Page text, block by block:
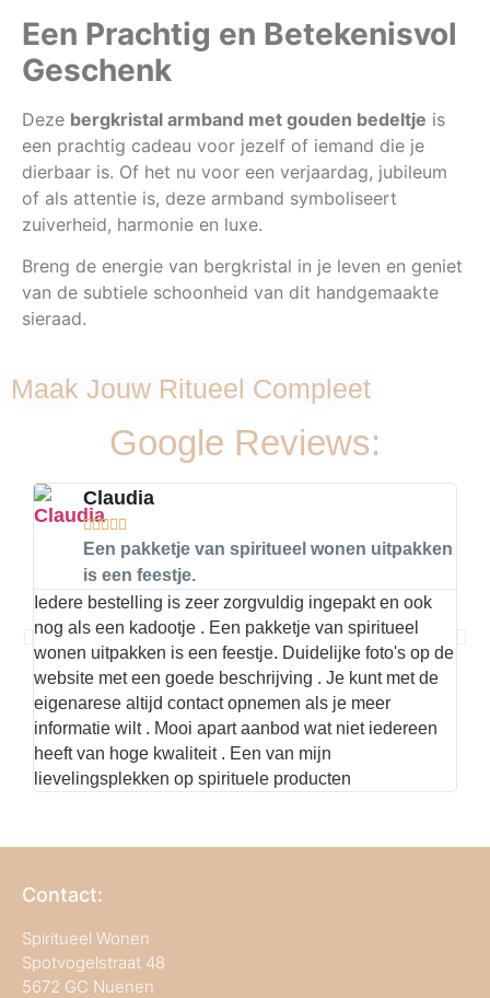
Een Prachtig en Betekenisvol
Geschenk
Deze bergkristal armband met gouden bedeltje is
een prachtig cadeau voor jezelf of iemand die je
dierbaar is. Of het nu voor een verjaardag, jubileum
of als attentie is, deze armband symboliseert
zuiverheid, harmonie en luxe.
Breng de energie van bergkristal in je leven en geniet
van de subtiele schoonheid van dit handgemaakte
sieraad.
Maak Jouw Ritueel Compleet
Google Reviews:
Claudia

Een pakketje van spiritueel wonen uitpakken
is een feestje.
Iedere bestelling is zeer zorgvuldig ingepakt en ook
nog als een kadootje . Een pakketje van spiritueel
wonen uitpakken is een feestje. Duidelijke foto's op de
website met een goede beschrijving . Je kunt met de
eigenarese altijd contact opnemen als je meer
informatie wilt . Mooi apart aanbod wat niet iedereen
heeft van hoge kwaliteit . Een van mijn
lievelingsplekken op spirituele producten
Contact:
Spiritueel Wonen
Spotvogelstraat 48
5672 GC Nuenen